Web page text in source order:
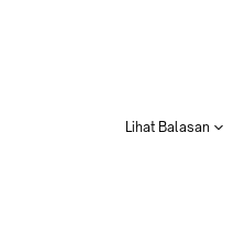
Lihat Balasan